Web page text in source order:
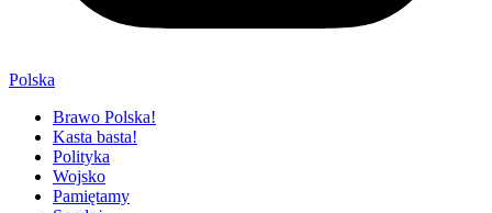
Polska
Brawo Polska!
Kasta basta!
Polityka
Wojsko
Pamiętamy